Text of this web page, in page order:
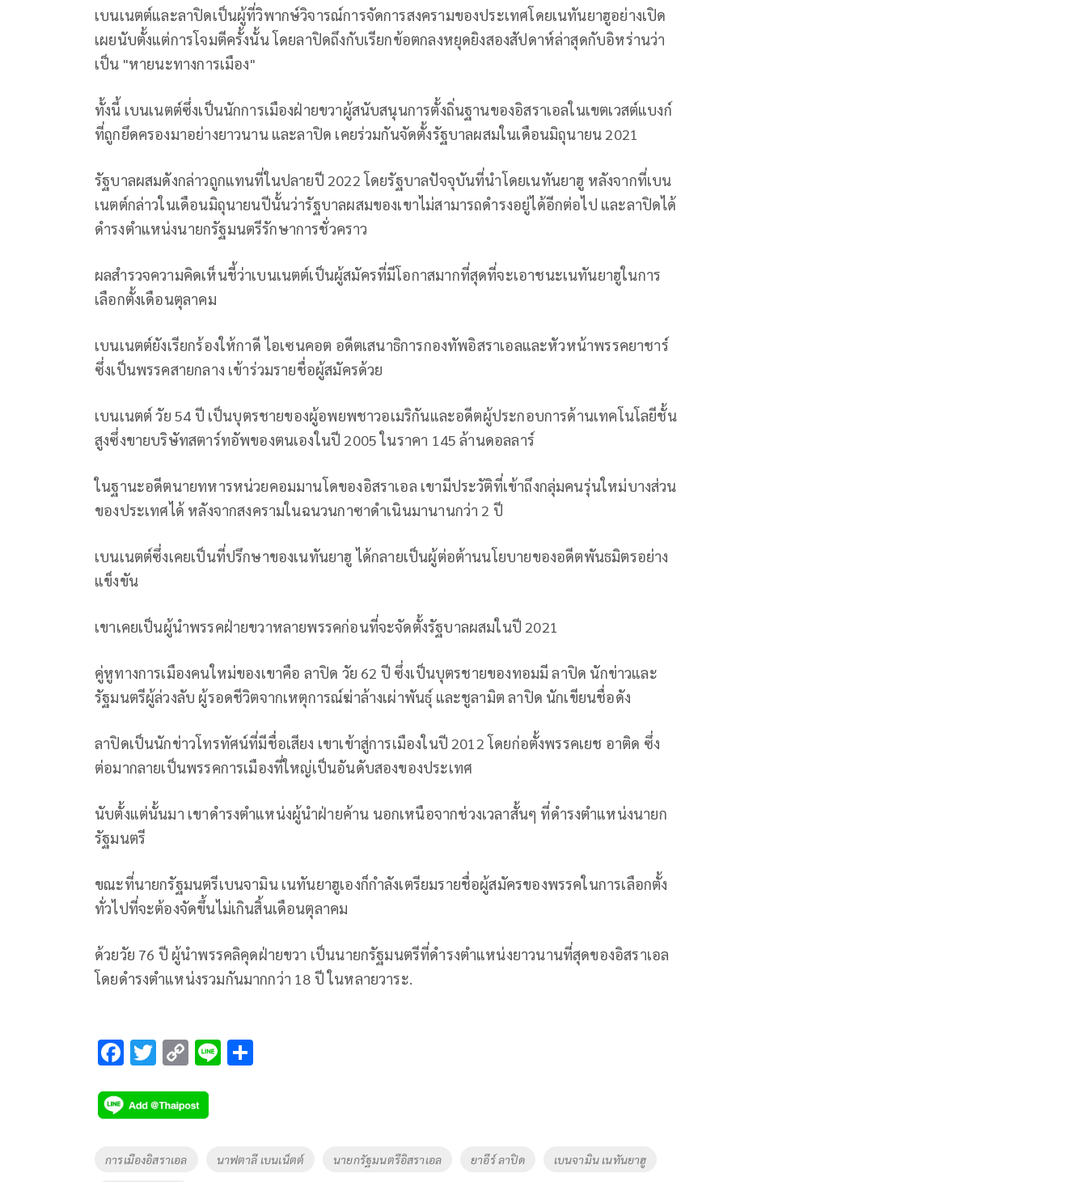
เบนเนตต์และลาปิดเป็นผู้ที่วิพากษ์วิจารณ์การจัดการสงครามของประเทศโดยเนทันยาฮูอย่างเปิด
เผยนับตั้งแต่การโจมตีครั้งนั้น โดยลาปิดถึงกับเรียกข้อตกลงหยุดยิงสองสัปดาห์ล่าสุดกับอิหร่านว่า
เป็น "หายนะทางการเมือง"
ทั้งนี้ เบนเนตต์ซึ่งเป็นนักการเมืองฝ่ายขวาผู้สนับสนุนการตั้งถิ่นฐานของอิสราเอลในเขตเวสต์แบงก์
ที่ถูกยึดครองมาอย่างยาวนาน และลาปิด เคยร่วมกันจัดตั้งรัฐบาลผสมในเดือนมิถุนายน 2021
รัฐบาลผสมดังกล่าวถูกแทนที่ในปลายปี 2022 โดยรัฐบาลปัจจุบันที่นำโดยเนทันยาฮู หลังจากที่เบน
เนตต์กล่าวในเดือนมิถุนายนปีนั้นว่ารัฐบาลผสมของเขาไม่สามารถดำรงอยู่ได้อีกต่อไป และลาปิดได้
ดำรงตำแหน่งนายกรัฐมนตรีรักษาการชั่วคราว
ผลสำรวจความคิดเห็นชี้ว่าเบนเนตต์เป็นผู้สมัครที่มีโอกาสมากที่สุดที่จะเอาชนะเนทันยาฮูในการ
เลือกตั้งเดือนตุลาคม
เบนเนตต์ยังเรียกร้องให้กาดี ไอเซนคอต อดีตเสนาธิการกองทัพอิสราเอลและหัวหน้าพรรคยาชาร์
ซึ่งเป็นพรรคสายกลาง เข้าร่วมรายชื่อผู้สมัครด้วย
เบนเนตต์ วัย 54 ปี เป็นบุตรชายของผู้อพยพชาวอเมริกันและอดีตผู้ประกอบการด้านเทคโนโลยีชั้น
สูงซึ่งขายบริษัทสตาร์ทอัพของตนเองในปี 2005 ในราคา 145 ล้านดอลลาร์
ในฐานะอดีตนายทหารหน่วยคอมมานโดของอิสราเอล เขามีประวัติที่เข้าถึงกลุ่มคนรุ่นใหม่บางส่วน
ของประเทศได้ หลังจากสงครามในฉนวนกาซาดำเนินมานานกว่า 2 ปี
เบนเนตต์ซึ่งเคยเป็นที่ปรึกษาของเนทันยาฮู ได้กลายเป็นผู้ต่อต้านนโยบายของอดีตพันธมิตรอย่าง
แข็งขัน
เขาเคยเป็นผู้นำพรรคฝ่ายขวาหลายพรรคก่อนที่จะจัดตั้งรัฐบาลผสมในปี 2021
คู่หูทางการเมืองคนใหม่ของเขาคือ ลาปิด วัย 62 ปี ซึ่งเป็นบุตรชายของทอมมี ลาปิด นักข่าวและ
รัฐมนตรีผู้ล่วงลับ ผู้รอดชีวิตจากเหตุการณ์ฆ่าล้างเผ่าพันธุ์ และชูลามิต ลาปิด นักเขียนชื่อดัง
ลาปิดเป็นนักข่าวโทรทัศน์ที่มีชื่อเสียง เขาเข้าสู่การเมืองในปี 2012 โดยก่อตั้งพรรคเยช อาติด ซึ่ง
ต่อมากลายเป็นพรรคการเมืองที่ใหญ่เป็นอันดับสองของประเทศ
นับตั้งแต่นั้นมา เขาดำรงตำแหน่งผู้นำฝ่ายค้าน นอกเหนือจากช่วงเวลาสั้นๆ ที่ดำรงตำแหน่งนายก
รัฐมนตรี
ขณะที่นายกรัฐมนตรีเบนจามิน เนทันยาฮูเองก็กำลังเตรียมรายชื่อผู้สมัครของพรรคในการเลือกตั้ง
ทั่วไปที่จะต้องจัดขึ้นไม่เกินสิ้นเดือนตุลาคม
ด้วยวัย 76 ปี ผู้นำพรรคลิคุดฝ่ายขวา เป็นนายกรัฐมนตรีที่ดำรงตำแหน่งยาวนานที่สุดของอิสราเอล
โดยดำรงตำแหน่งรวมกันมากกว่า 18 ปี ในหลายวาระ.
F
e
b
o
T
tt
er
C
p
y
Li
Tags
การเมืองอิสราเอล นาฟตาลี เบนเน็ตต์ นายกรัฐมนตรีอิสราเอล ยาอีร์ ลาปิด เบนจามิน เนทันยาฮู